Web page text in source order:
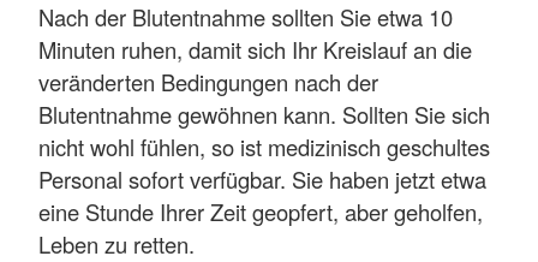
Nach der Blutentnahme sollten Sie etwa 10
Minuten ruhen, damit sich Ihr Kreislauf an die
veränderten Bedingungen nach der
Blutentnahme gewöhnen kann. Sollten Sie sich
nicht wohl fühlen, so ist medizinisch geschultes
Personal sofort verfügbar. Sie haben jetzt etwa
eine Stunde Ihrer Zeit geopfert, aber geholfen,
Leben zu retten.